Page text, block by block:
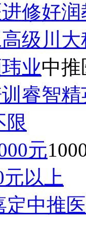
修好
级 川
业中
睿智精
限
元
元以上
定中推